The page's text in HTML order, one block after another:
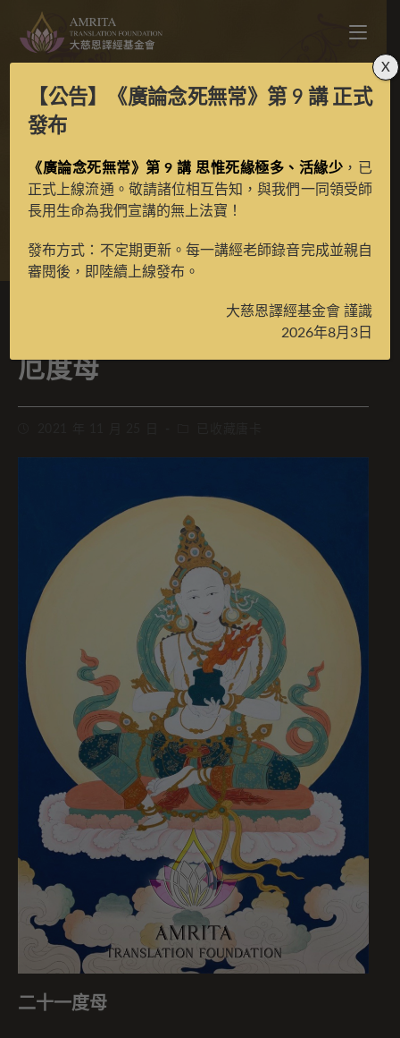
日隱派二十一度母之焚
盡苦厄度母
日隱派二十一度母之焚盡苦
厄度母
二十一度母
【公告】 《廣論念死無常》第 9 講正式
發布
《廣論念死無常》第 9 講 思惟死緣極多、活緣少 ，已
正式上線流通。敬請諸位相互告知，與我們一同領受師
長用生命為我們宣講的無上法寶！
發布方式：不定期更新。每一講經老師錄音完成並親自
審閱後，即陸續上線發布。
大慈恩譯經基金會 謹識
2026年8月3日
X